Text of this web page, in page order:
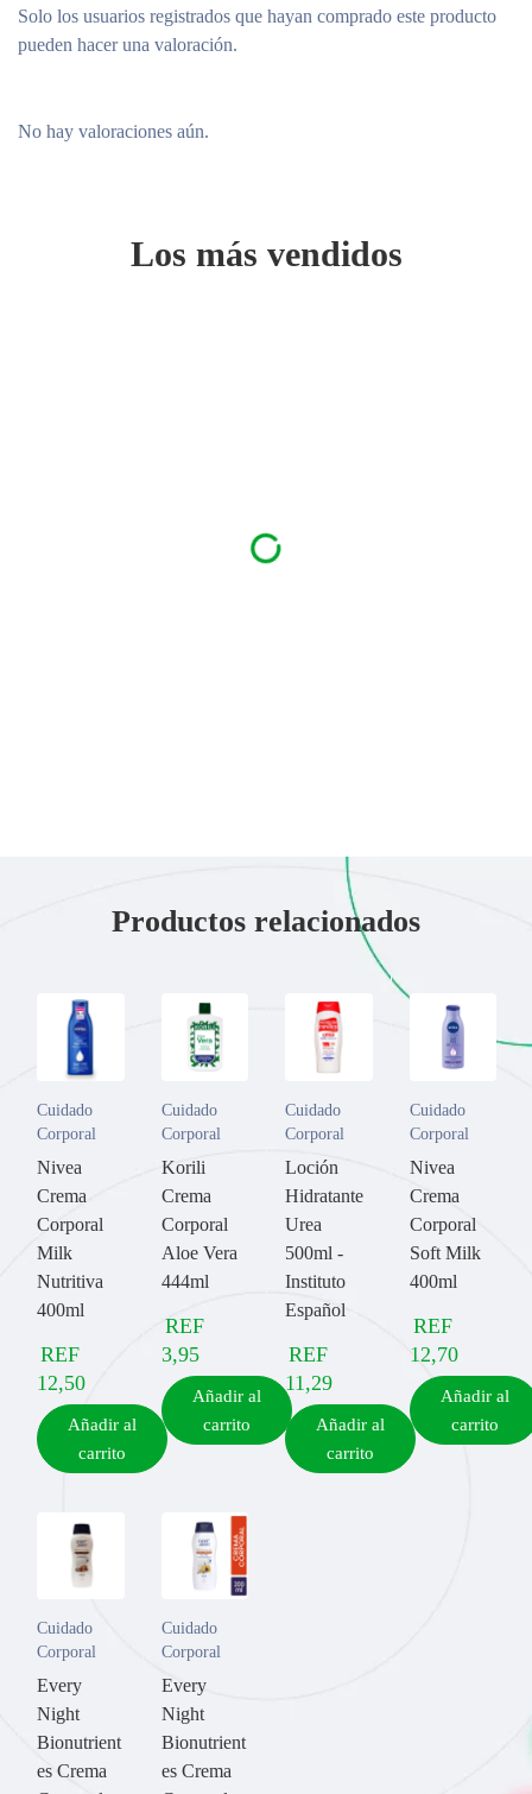
No hay valoraciones aún.
Solo los usuarios registrados que hayan comprado este producto
pueden hacer una valoración.
Los más vendidos
Productos relacionados
Cuidado
Corporal
Nivea
Crema
Corporal
Milk
Nutritiva
400ml
REF
12,50
Añadir al
carrito
Cuidado
Corporal
Korili
Crema
Corporal
Aloe Vera
444ml
REF
3,95
Añadir al
carrito
Cuidado
Corporal
Loción
Hidratante
Urea
500ml -
Instituto
Español
REF
11,29
Añadir al
carrito
Cuidado
Corporal
Nivea
Crema
Corporal
Soft Milk
400ml
REF
12,70
Añadir al
carrito
Cuidado
Corporal
Every
Night
Bionutrient
es Crema
Cuidado
Corporal
Every
Night
Bionutrient
es Crema